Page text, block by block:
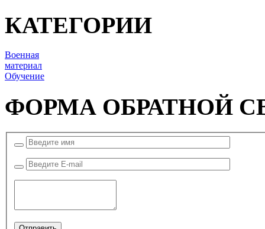
КАТЕГОРИИ
Военная
материал
Обучение
ФОРМА ОБРАТНОЙ